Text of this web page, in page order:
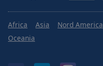
Africa Asia Nord America
Oceania